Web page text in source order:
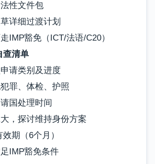
性文件包
详细过渡计划
IMP豁免（ICT/法语/C20）
查清单
请类别及进度
罪、体检、护照
国处理时间
，探讨维持身份方案
期（6个月）
IMP豁免条件